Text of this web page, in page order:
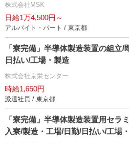
株式会社MSK
日給1万4,500円～
アルバイト・パート / 東京都
「寮完備」半導体製造装置の組立/
日払い/工場・製造
株式会社京栄センター
時給1,650円
派遣社員 / 東京都
「寮完備」半導体製造装置用セラ
入寮/製造・工場/日勤/日払い/工場